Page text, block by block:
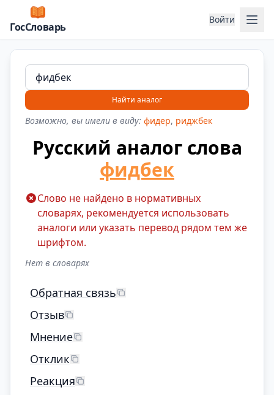
ГосСловарь
Войти
Найти аналог
Возможно, вы имели в виду: фидер, риджбек
Русский аналог слова
фидбек
Слово не найдено в нормативных
словарях, рекомендуется использовать
аналоги или указать перевод рядом тем же
шрифтом.
Нет в словарях
Обратная связь
Отзыв
Мнение
Отклик
Реакция